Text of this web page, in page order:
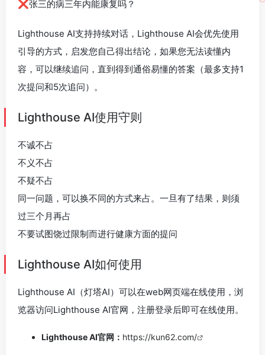
❌张三的病三年内能康复吗？
Lighthouse AI支持持续对话，Lighthouse AI会优先使用
引导的方式，启发您自己得出结论，如果您无法读懂内
容，可以继续追问，直到得到通俗易懂的答案（最多支持1
次提问和5次追问）。
Lighthouse AI使用守则
不诚不占
不义不占
不疑不占
同一问题，可以换不同的方式来占。一旦有了结果，则须
过三个月再占
不要试图饶过限制而进行健康方面的提问
Lighthouse AI如何使用
Lighthouse AI（灯塔AI）可以在web网页端在线使用，浏
览器访问Lighthouse AI官网，注册登录后即可在线使用。
Lighthouse AI官网： https://kun62.com/